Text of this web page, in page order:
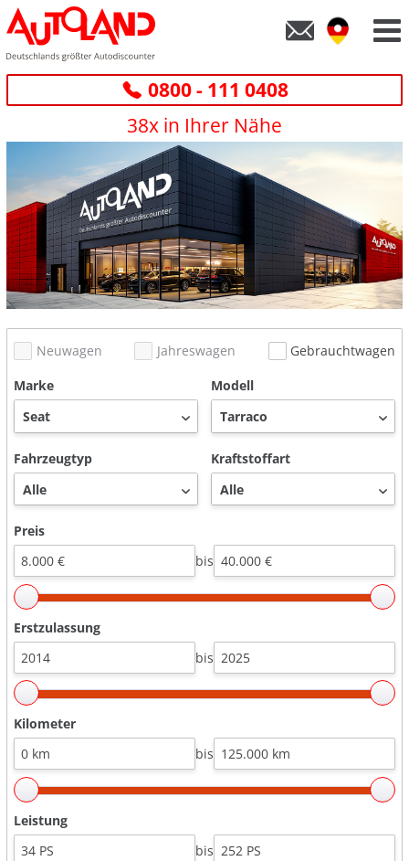
0800 - 111 0408
38x in Ihrer Nähe
Neuwagen Jahreswagen
Gebrauchtwagen
Marke
Modell
Fahrzeugtyp Kraftstoffart
Preis
bis
Erstzulassung
bis
Kilometer
bis
Leistung
bis